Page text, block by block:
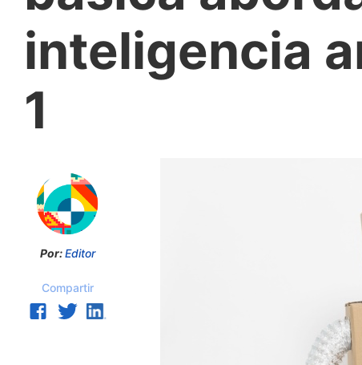
inteligencia
1
Por:Editor
Compartir